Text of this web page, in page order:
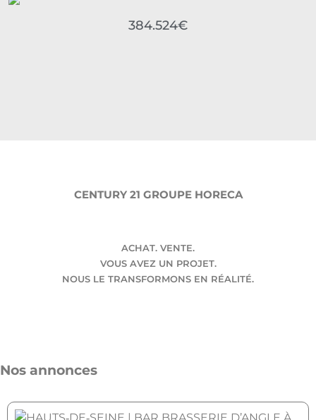
384.524€
CENTURY 21 GROUPE HORECA
ACHAT. VENTE.
VOUS AVEZ UN PROJET.
NOUS LE TRANSFORMONS EN RÉALITÉ.
Nos annonces